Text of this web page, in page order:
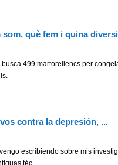
som, què fem i quina
499 martorellencs per
contra la depresión, ...
escribiendo sobre mis
téc...